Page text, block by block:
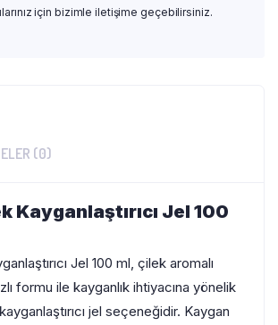
için bizimle iletişime geçebilirsiniz.
(0)
Kayganlaştırıcı Jel 100
Jel 100 ml, çilek aromalı
formu ile kayganlık ihtiyacına yönelik
jel seçeneğidir. Kaygan